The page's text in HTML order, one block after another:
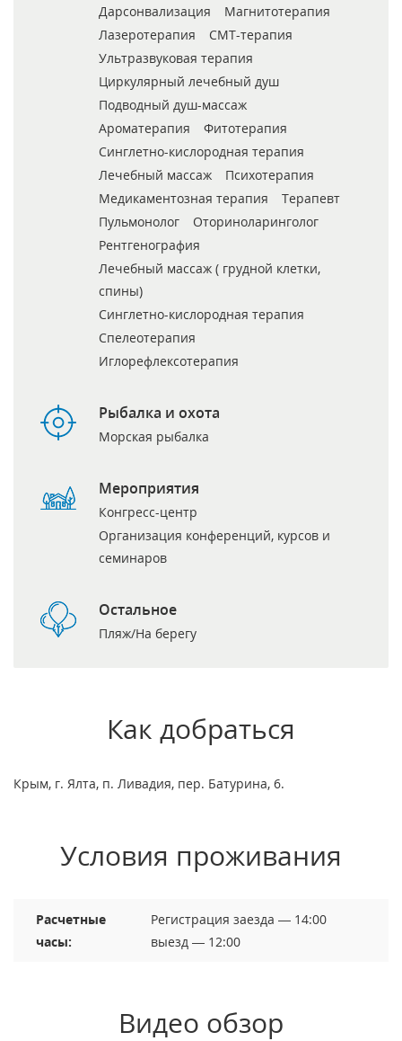
Дарсонвализация
Магнитотерапия
Лазеротерапия
СМТ-терапия
Ультразвуковая терапия
Циркулярный лечебный душ
Подводный душ-массаж
Ароматерапия
Фитотерапия
Синглетно-кислородная терапия
Лечебный массаж
Психотерапия
Медикаментозная терапия
Терапевт
Пульмонолог
Оториноларинголог
Рентгенография
Лечебный массаж ( грудной клетки,
спины)
Синглетно-кислородная терапия
Спелеотерапия
Иглорефлексотерапия
Рыбалка и охота
Морская рыбалка
Мероприятия
Конгресс-центр
Организация конференций, курсов и
семинаров
Остальное
Пляж/На берегу
Как добраться
Крым, г. Ялта, п. Ливадия, пер. Батурина, 6.
Условия проживания
Расчетные
часы:
Регистрация заезда — 14:00
выезд — 12:00
Видео обзор